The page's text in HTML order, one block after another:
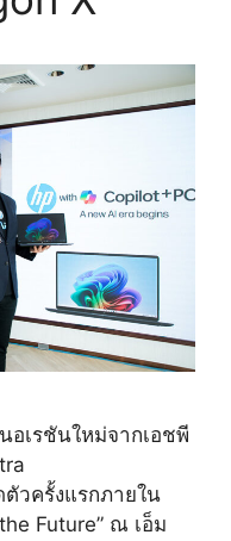
อเรชันใหม่จากเอชพี
ตัวครั้งแรกภายใน
Future” ณ เอ็ม